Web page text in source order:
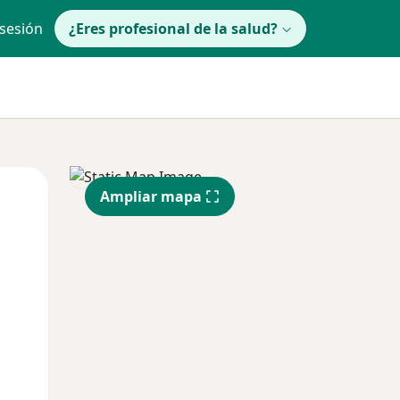
¿Eres profesional de la salud?
Mié
12 Ago
Jue
13 Ago
Ampliar mapa